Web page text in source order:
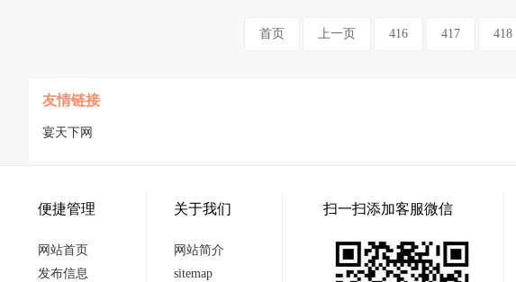
首页 上一页 416 417 418
友情链接
宴天下网
便捷管理
网站首页
发布信息
关于我们
网站简介
sitemap
扫一扫添加客服微信